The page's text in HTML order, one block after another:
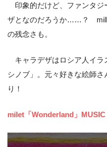
印象的だけど、ファンタジ
ザとなのだろうか……？
の残念さも。
キャラデザはロシア人イラ
シノブ」。元々好きな絵師
り！
milet「Wonderland」MUSIC